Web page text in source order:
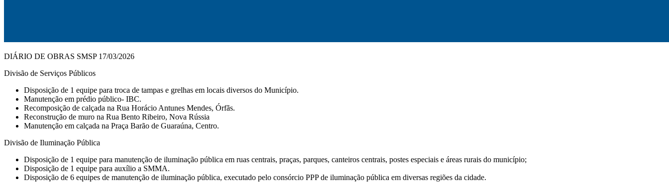
DIÁRIO DE OBRAS SMSP 17/03/2026
Divisão de Serviços Públicos
Disposição de 1 equipe para troca de tampas e grelhas em locais diversos do Município.
Manutenção em prédio público- IBC.
Recomposição de calçada na Rua Horácio Antunes Mendes, Órfãs.
Reconstrução de muro na Rua Bento Ribeiro, Nova Rússia
Manutenção em calçada na Praça Barão de Guaraúna, Centro.
Divisão de Iluminação Pública
Disposição de 1 equipe para manutenção de iluminação pública em ruas centrais, praças, parques, canteiros centrais, postes especiais e áreas rurais do município;
Disposição de 1 equipe para auxílio a SMMA.
Disposição de 6 equipes de manutenção de iluminação pública, executado pelo consórcio PPP de iluminação pública em diversas regiões da cidade.